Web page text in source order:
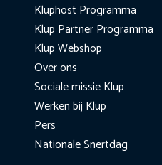
Kluphost Programma
Klup Partner Programma
Klup Webshop
Over ons
Sociale missie Klup
Werken bij Klup
Pers
Nationale Snertdag